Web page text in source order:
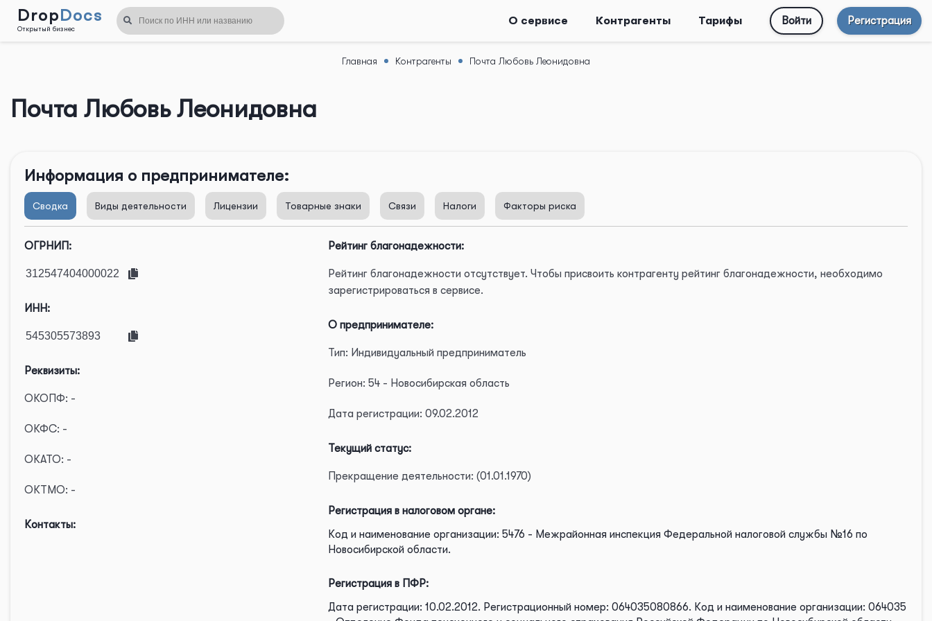
DropDocs
Открытый бизнес
О сервисе Контрагенты Тарифы Войти Регистрация
Главная Контрагенты Почта Любовь Леонидовна
Почта Любовь Леонидовна
Информация о предпринимателе:
Сводка Виды деятельности Лицензии Товарные знаки Связи Налоги Факторы риска
ОГРНИП:
ИНН:
Реквизиты:
ОКОПФ: -
ОКФС: -
ОКАТО: -
ОКТМО: -
Контакты:
Рейтинг благонадежности:
Рейтинг благонадежности отсутствует. Чтобы присвоить контрагенту рейтинг благонадежности, необходимо
зарегистрироваться в сервисе.
О предпринимателе:
Тип: Индивидуальный предприниматель
Регион: 54 - Новосибирская область
Дата регистрации: 09.02.2012
Текущий статус:
Прекращение деятельности: (01.01.1970)
Регистрация в налоговом органе:
Код и наименование организации: 5476 - Межрайонная инспекция Федеральной налоговой службы №16 по
Новосибирской области.
Регистрация в ПФР:
Дата регистрации: 10.02.2012. Регистрационный номер: 064035080866. Код и наименование организации: 064035